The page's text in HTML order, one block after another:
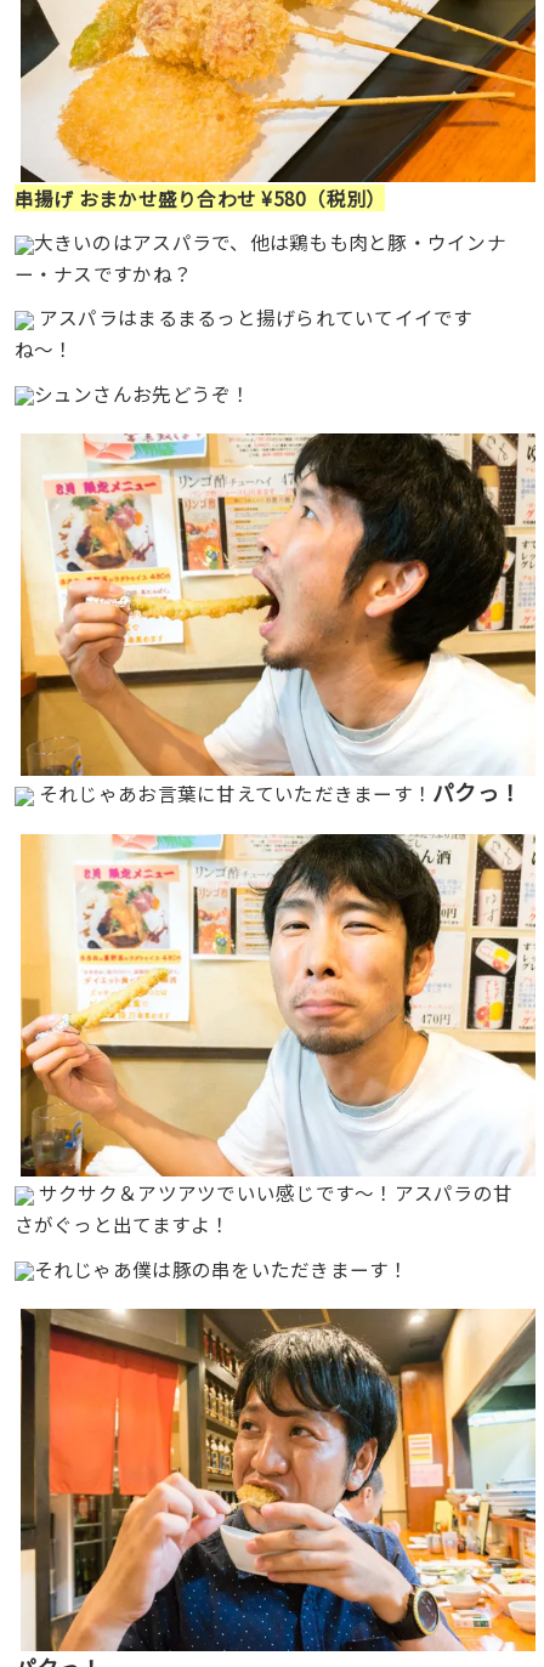
串揚げ おまかせ盛り合わせ ¥580（税別）
大きいのはアスパラで、他は鶏もも肉と豚・ウインナ
ー・ナスですかね？
アスパラはまるまるっと揚げられていてイイです
ね〜！
シュンさんお先どうぞ！
それじゃあお言葉に甘えていただきまーす！ パクっ！
サクサク＆アツアツでいい感じです〜！アスパラの甘
さがぐっと出てますよ！
それじゃあ僕は豚の串をいただきまーす！